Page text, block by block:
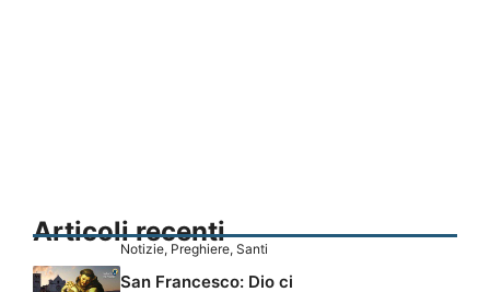
Articoli recenti
Notizie, Preghiere, Santi
San Francesco: Dio ci